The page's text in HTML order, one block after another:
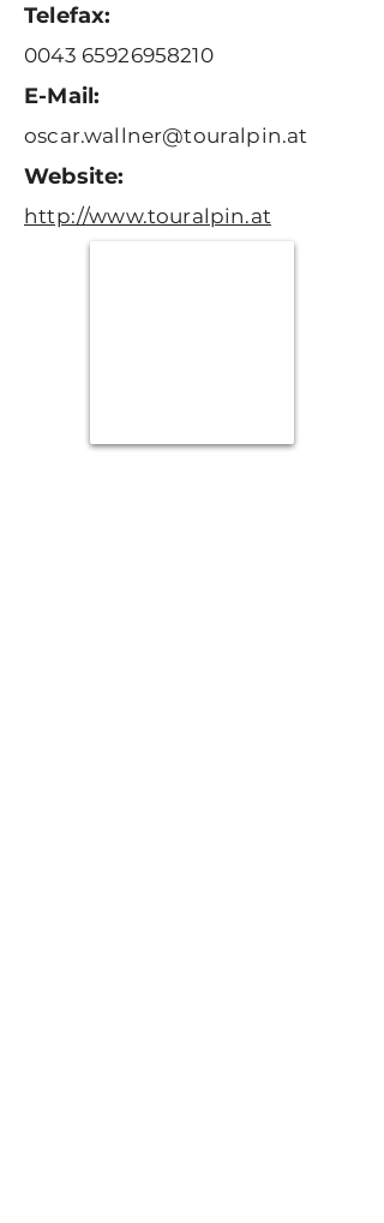
Telefax:
0043 65926958210
E-Mail:
oscar.wallner@touralpin.at
Website:
http://www.touralpin.at